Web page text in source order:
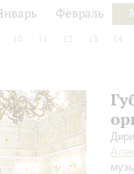
Февраль
10 12 13 14